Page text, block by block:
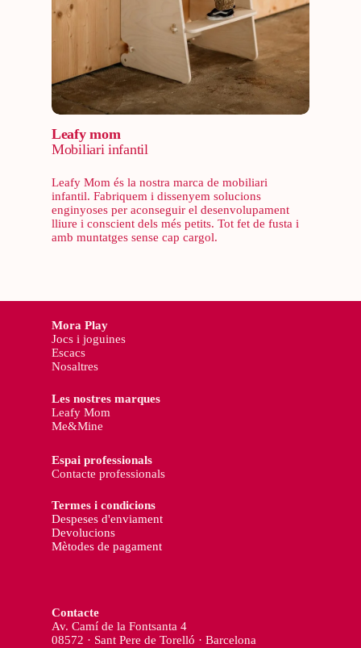
Leafy mom
Mobiliari infantil
Leafy Mom és la nostra marca de mobiliari
infantil. Fabriquem i dissenyem solucions
enginyoses per aconseguir el desenvolupament
lliure i conscient dels més petits. Tot fet de fusta i
amb muntatges sense cap cargol.
Mora Play
Jocs i joguines
Escacs
Nosaltres
Les nostres marques
Leafy Mom
Me&Mine
Espai professionals
Contacte professionals
Termes i condicions
Despeses d'enviament
Devolucions
Mètodes de pagament
Contacte
Av. Camí de la Fontsanta 4
08572 · Sant Pere de Torelló · Barcelona